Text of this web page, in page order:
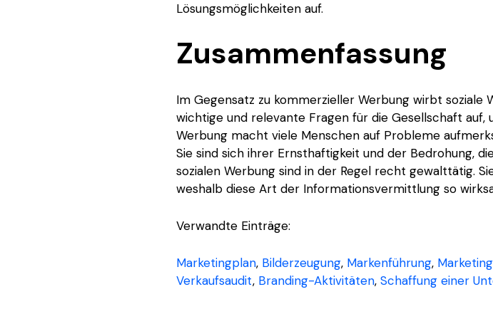
Lösungsmöglichkeiten auf.
Zusammenfassung
Im Gegensatz zu kommerzieller Werbung wirbt
wichtige und relevante Fragen für die Gesellschaft auf,
Werbung macht viele Menschen auf Probleme
Sie sind sich ihrer Ernsthaftigkeit und der Bedrohung,
sozialen Werbung sind in der Regel recht gewalttätig.
weshalb diese Art der Informationsvermittlung so
Verwandte Einträge:
Marketingplan, Bilderzeugung, Markenführung,
Verkaufsaudit, Branding-Aktivitäten, Schaffung einer